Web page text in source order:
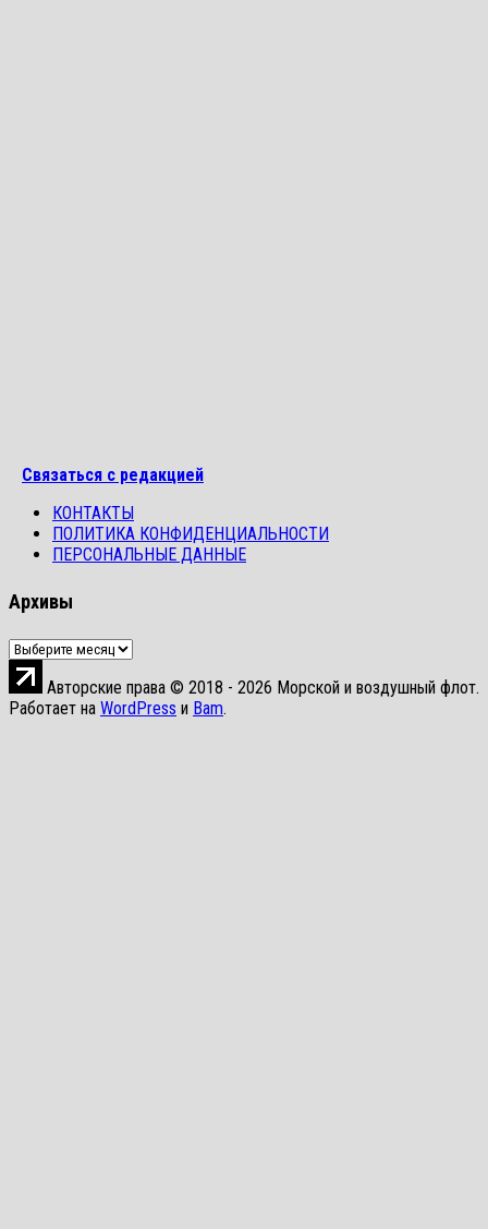
Связаться с редакцией
КОНТАКТЫ
ПОЛИТИКА КОНФИДЕНЦИАЛЬНОСТИ
ПЕРСОНАЛЬНЫЕ ДАННЫЕ
Архивы
Архивы
Авторские права © 2018 - 2026 Морской и воздушный флот.
Работает на WordPress и Bam.